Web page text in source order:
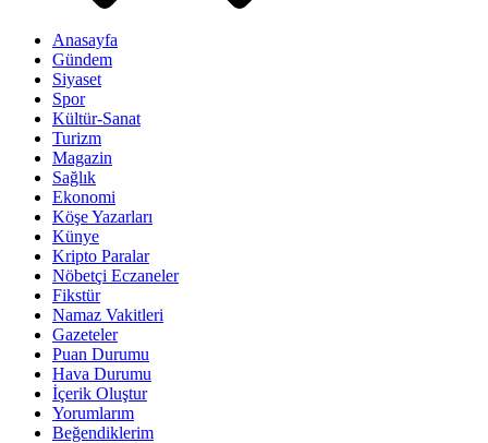
Anasayfa
Gündem
Siyaset
Spor
Kültür-Sanat
Turizm
Magazin
Sağlık
Ekonomi
Köşe Yazarları
Künye
Kripto Paralar
Nöbetçi Eczaneler
Fikstür
Namaz Vakitleri
Gazeteler
Puan Durumu
Hava Durumu
İçerik Oluştur
Yorumlarım
Beğendiklerim